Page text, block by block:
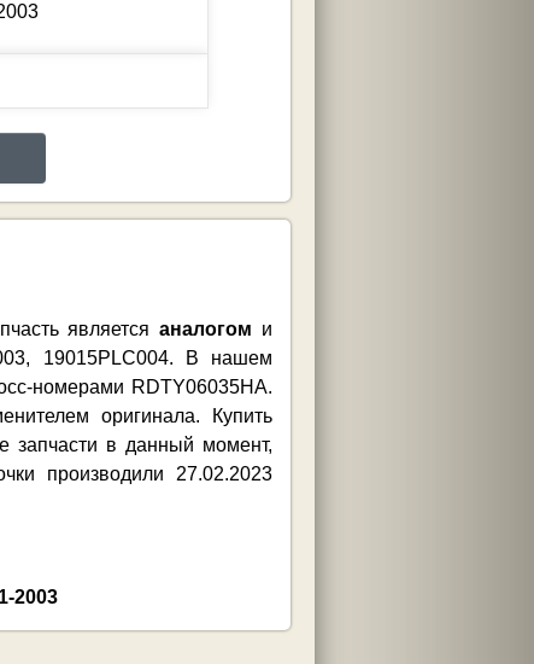
являетсяаналогом и
19015PLC004. В нашем
номерами RDTY06035HA.
оригинала. Купить
запчасти в данный момент,
производили 27.02.2023